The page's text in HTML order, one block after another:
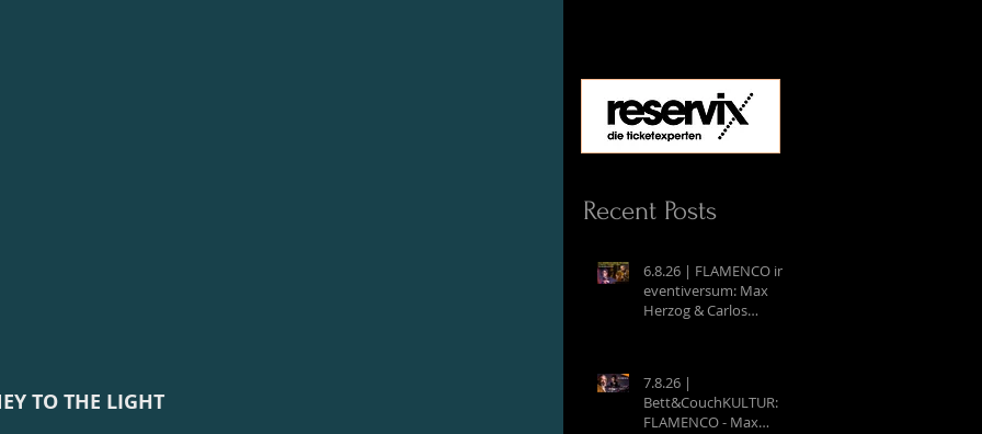
TO THE LIGHT
Recent Posts
6.8.26 | FLAMENCO im
eventiversum: Max
Herzog & Carlos
7.8.26 |
Bett&CouchKULTUR:
FLAMENCO - Max